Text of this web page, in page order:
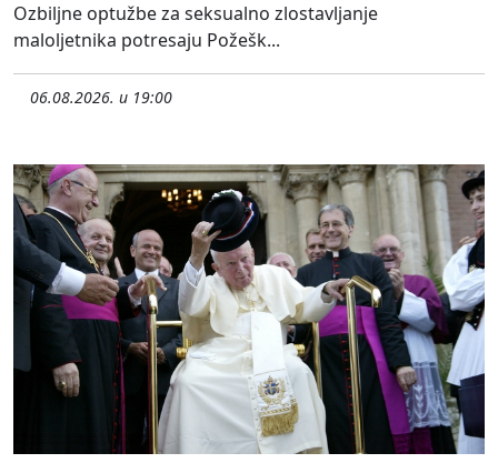
Ozbiljne optužbe za seksualno zlostavljanje
maloljetnika potresaju Požešk...
06.08.2026. u 19:00